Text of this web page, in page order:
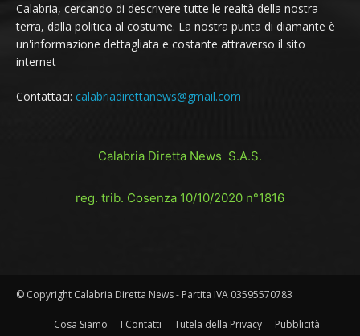
Calabria, cercando di descrivere tutte le realtà della nostra
terra, dalla politica al costume. La nostra punta di diamante è
un'informazione dettagliata e costante attraverso il sito
internet
Contattaci: calabriadirettanews@gmail.com
Calabria Diretta News S.A.S.
reg. trib. Cosenza 10/10/2020 n°1816
© Copyright Calabria Diretta News - Partita IVA 03595570783
Cosa Siamo I Contatti Tutela della Privacy Pubblicità